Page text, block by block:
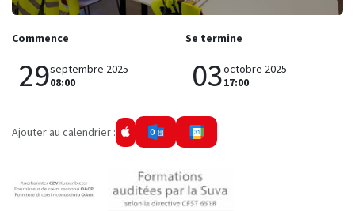
Commence
29septembre 2025
08:00
Se termine
03octobre 2025
17:00
Ajouter au calendrier :